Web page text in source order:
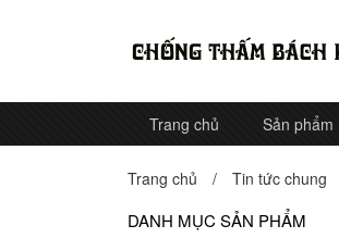
Trang chủ Sản phẩm
Trang chủ / Tin tức chung
DANH MỤC SẢN PHẨM